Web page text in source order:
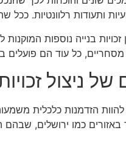
ותעודות רלוונטיות.
בנייה נוספות
כל עוד הם פועלים
ניצול
יכול להוות הזדמנות
כמו ירושלים, שבהם